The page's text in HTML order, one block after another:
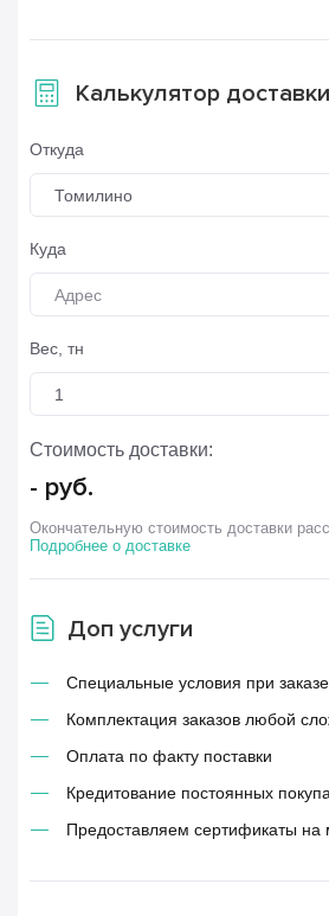
Калькулятор
Откуда
Томилино
Куда
Вес, тн
Стоимость доставки:
- руб.
Окончательную стоимость доставки
Подробнее о доставке
Доп услуги
Специальные условия при
Комплектация заказов любой
Оплата по факту поставки
Кредитование постоянных
Предоставляем сертификаты на